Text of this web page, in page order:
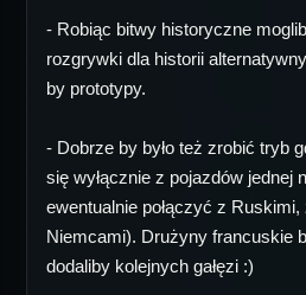
- Robiąc bitwy historyczne
rozgrywki dla historii
by prototypy.
- Dobrze by było też zrobić tryb
się wyłącznie z pojazdów jednej
ewentualnie połączyć z
Niemcami). Drużyny francuskie
dodaliby kolejnych gałęzi :)